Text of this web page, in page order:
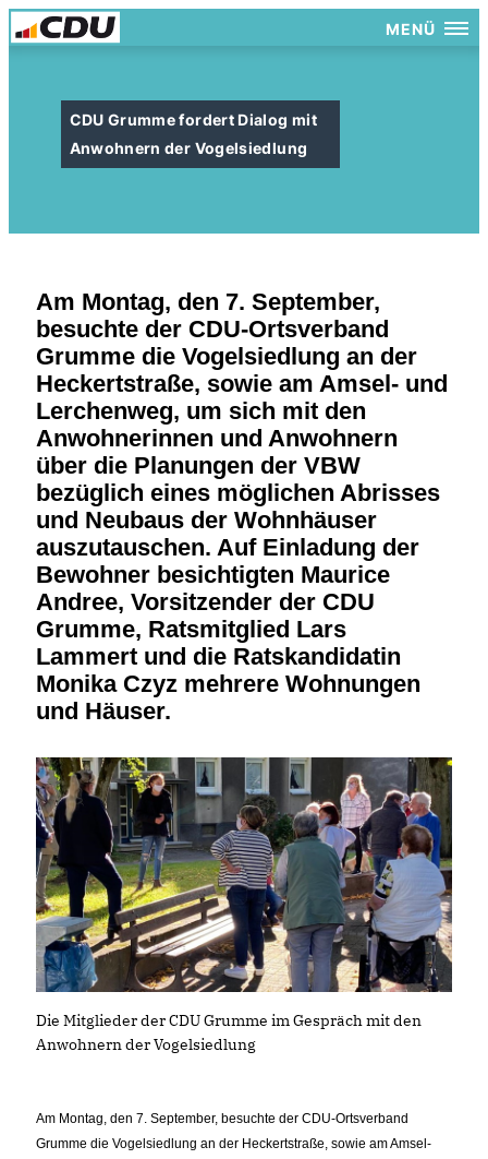
MENÜ
CDU Grumme fordert Dialog mit
Anwohnern der Vogelsiedlung
Am Montag, den 7. September,
besuchte der CDU-Ortsverband
Grumme die Vogelsiedlung an der
Heckertstraße, sowie am Amsel- und
Lerchenweg, um sich mit den
Anwohnerinnen und Anwohnern
über die Planungen der VBW
bezüglich eines möglichen Abrisses
und Neubaus der Wohnhäuser
auszutauschen. Auf Einladung der
Bewohner besichtigten Maurice
Andree, Vorsitzender der CDU
Grumme, Ratsmitglied Lars
Lammert und die Ratskandidatin
Monika Czyz mehrere Wohnungen
und Häuser.
Die Mitglieder der CDU Grumme im Gespräch mit den
Anwohnern der Vogelsiedlung
Am Montag, den 7. September, besuchte der CDU-Ortsverband
Grumme die Vogelsiedlung an der Heckertstraße, sowie am Amsel-